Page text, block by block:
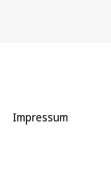
Impressum